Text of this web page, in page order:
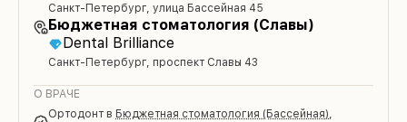
Санкт-Петербург, улица Бассейная 45
Бюджетная стоматология (Славы)
Dental Brilliance
Санкт-Петербург, проспект Славы 43
О ВРАЧЕ
ортодонт в Бюджетная стоматология (Бассейная),